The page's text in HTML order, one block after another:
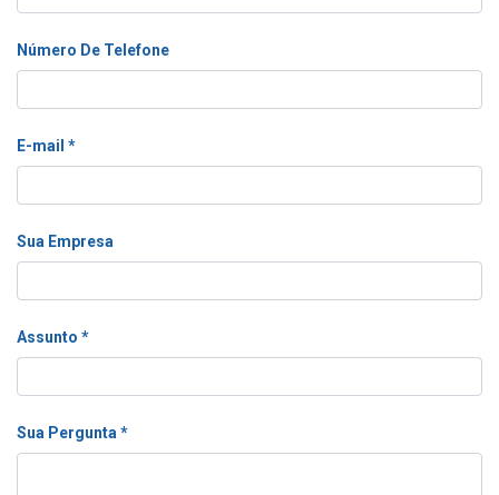
Número De Telefone
E-mail
Sua Empresa
Assunto
Sua Pergunta